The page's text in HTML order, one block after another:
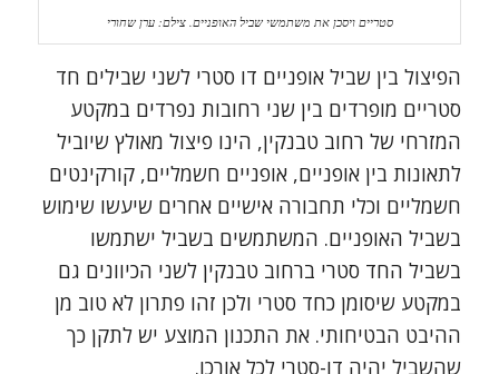
סטריים ויסכן את משתמשי שביל האופניים. צילם: ערן שחורי
הפיצול בין שביל אופניים דו סטרי לשני שבילים חד
סטריים מופרדים בין שני רחובות נפרדים במקטע
המזרחי של רחוב טבנקין, הינו פיצול מאולץ שיוביל
לתאונות בין אופניים, אופניים חשמליים, קורקינטים
חשמליים וכלי תחבורה אישיים אחרים שיעשו שימוש
בשביל האופניים. המשתמשים בשביל ישתמשו
בשביל החד סטרי ברחוב טבנקין לשני הכיוונים גם
במקטע שיסומן כחד סטרי ולכן זהו פתרון לא טוב מן
ההיבט הבטיחותי. את התכנון המוצע יש לתקן כך
שהשביל יהיה דו-סטרי לכל אורכו.